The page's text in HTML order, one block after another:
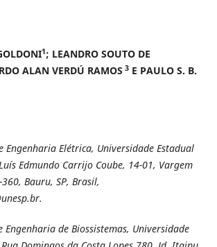
1; LEANDRO SOUTO DE
ALAN VERDÚ RAMOS 3E PAULO S. B.
Engenharia Elétrica, Universidade Estadual
Edmundo Carrijo Coube, 14-01, Vargem
Bauru, SP, Brasil,
Engenharia de Biossistemas, Universidade